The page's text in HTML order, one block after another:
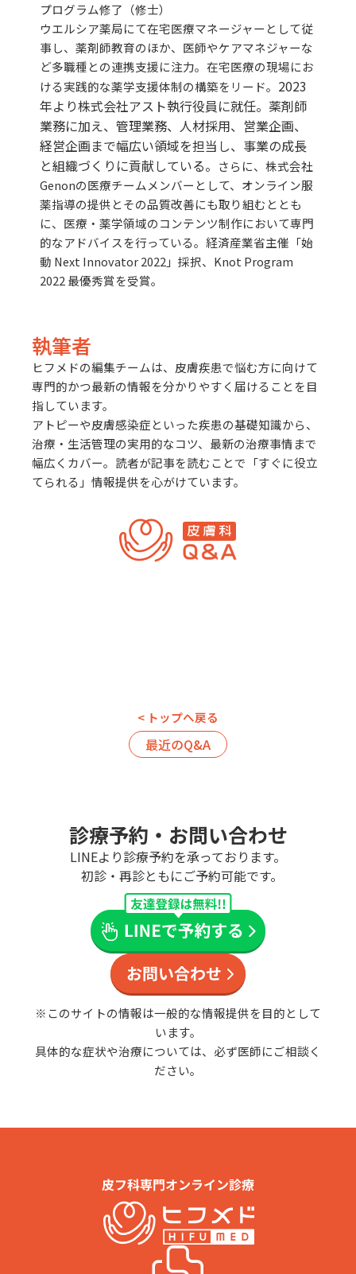
プログラム修了（修士）
ウエルシア薬局にて在宅医療マネージャーとして従
事し、薬剤師教育のほか、医師やケアマネジャーな
ど多職種との連携支援に注力。在宅医療の現場にお
ける実践的な薬学支援体制の構築をリード。 2023
年より株式会社アスト執行役員に就任。薬剤師
業務に加え、管理業務、人材採用、営業企画、
経営企画まで幅広い領域を担当し、事業の成長
と組織づくりに貢献している。 さらに、株式会社
Genonの医療チームメンバーとして、オンライン服
薬指導の提供とその品質改善にも取り組むととも
に、医療・薬学領域のコンテンツ制作において専門
的なアドバイスを行っている。 経済産業省主催「始
動 Next Innovator 2022」採択、Knot Program
2022 最優秀賞を受賞。
執筆者
ヒフメドの編集チームは、皮膚疾患で悩む方に向けて
専門的かつ最新の情報を分かりやすく届けることを目
指しています。
アトピーや皮膚感染症といった疾患の基礎知識から、
治療・生活管理の実用的なコツ、最新の治療事情まで
幅広くカバー。読者が記事を読むことで「すぐに役立
てられる」情報提供を心がけています。
< トップへ戻る
最近のQ&A
診療予約・お問い合わせ
LINEより診療予約を承っております。
初診・再診ともにご予約可能です。
※このサイトの情報は一般的な情報提供を目的として
います。
具体的な症状や治療については、必ず医師にご相談く
ださい。